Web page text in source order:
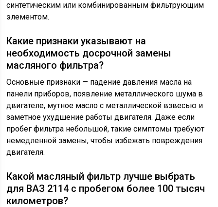
синтетическим или комбинированным фильтрующим
элементом.
Какие признаки указывают на
необходимость досрочной замены
масляного фильтра?
Основные признаки — падение давления масла на
панели приборов, появление металлического шума в
двигателе, мутное масло с металлической взвесью и
заметное ухудшение работы двигателя. Даже если
пробег фильтра небольшой, такие симптомы требуют
немедленной замены, чтобы избежать повреждения
двигателя.
Какой масляный фильтр лучше выбрать
для ВАЗ 2114 с пробегом более 100 тысяч
километров?